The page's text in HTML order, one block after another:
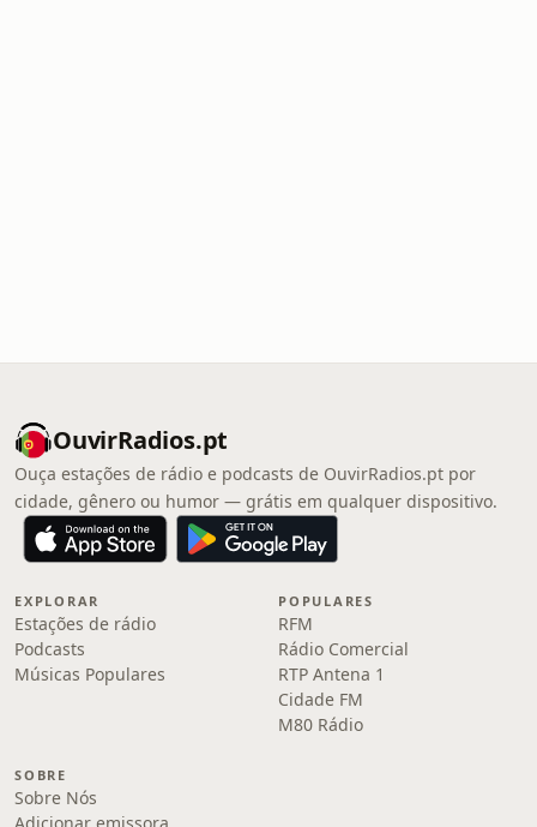
OuvirRadios.pt
Ouça estações de rádio e podcasts de OuvirRadios.pt por
cidade, gênero ou humor — grátis em qualquer dispositivo.
EXPLORAR
Estações de rádio
Podcasts
Músicas Populares
POPULARES
RFM
Rádio Comercial
RTP Antena 1
Cidade FM
M80 Rádio
SOBRE
Sobre Nós